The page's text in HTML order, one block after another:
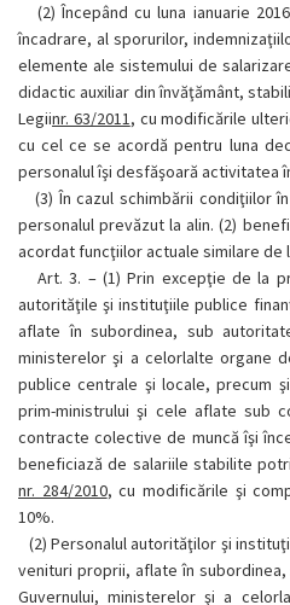
(2) Începând cu luna ianuarie
încadrare, al sporurilor,
elemente ale sistemului de
didactic auxiliar din învăţământ,
Legiinr. 63/2011, cu modificările
cu cel ce se acordă pentru luna
personalul îşi desfăşoară activitatea
(3) În cazul schimbării condiţiilor
personalul prevăzut la alin. (2)
acordat funcţiilor actuale similare de
Art. 3. – (1) Prin excepţie de la
autorităţile şi instituţiile publice
aflate în subordinea, sub
ministerelor şi a celorlalte organe
publice centrale şi locale, precum
prim-ministrului şi cele aflate sub
contracte colective de muncă îşi
beneficiază de salariile stabilite
nr. 284/2010, cu modificările şi
10%.
(2) Personalul autorităţilor şi
venituri proprii, aflate în
Guvernului, ministerelor şi a